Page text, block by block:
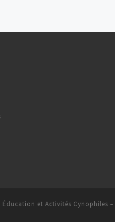
et Activités Cynophiles –